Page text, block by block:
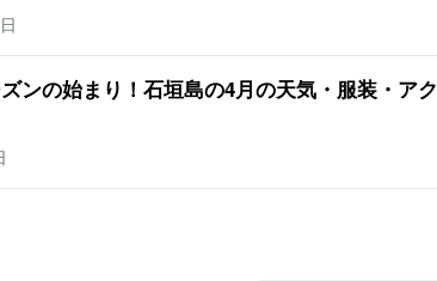
ンの始まり！石垣島の4月の天気・服装・ア